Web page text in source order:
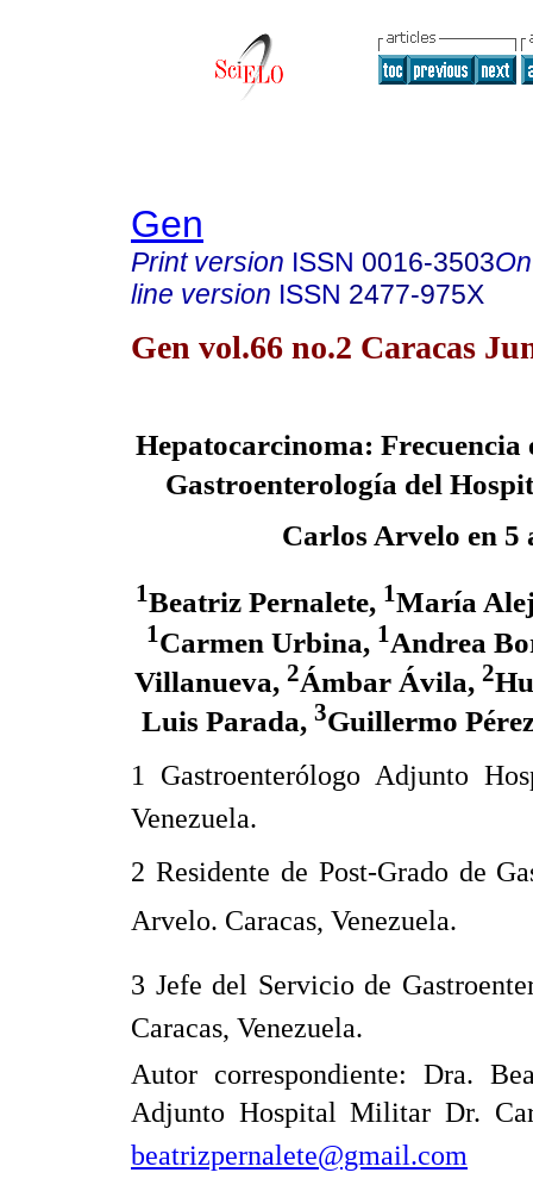
Gen
Print version ISSN 0016-3503
line version ISSN 2477-975X
Gen vol.66 no.2 Caracas
Hepatocarcinoma: Frecuencia
Gastroenterología del
Carlos Arvelo en 5
1Beatriz Pernalete, 1María
1Carmen Urbina, 1Andrea
Villanueva, 2Ámbar Ávila, 2
Luis Parada, 3Guillermo
1 Gastroenterólogo Adjunto
Venezuela.
2 Residente de Post-Grado de
Arvelo. Caracas, Venezuela.
3 Jefe del Servicio de
Caracas, Venezuela.
Autor correspondiente: Dra.
Adjunto Hospital Militar Dr.
beatrizpernalete@gmail.com